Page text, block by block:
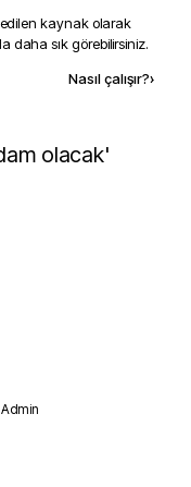
kaynak olarak
daha sık görebilirsiniz.
Nasıl çalışır?›
olacak'